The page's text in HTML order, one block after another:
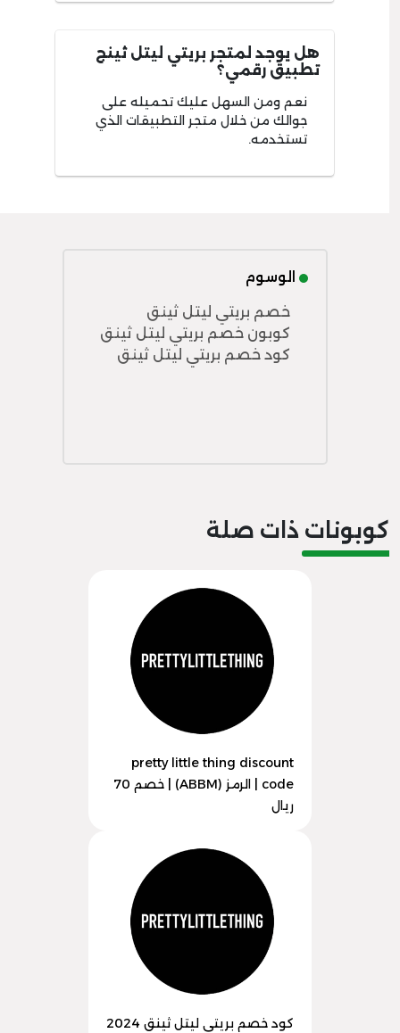
هل يوجد لمتجر بريتي ليتل ثينج
تطبيق رقمي؟
نعم ومن السهل عليك تحميله على
جوالك من خلال متجر التطبيقات الذي
تستخدمه.
الوسوم
خصم بريتي ليتل ثينق
كوبون خصم بريتي ليتل ثينق
كود خصم بريتي ليتل ثينق
كوبونات ذات صلة
pretty little thing discount
code | الرمز (ABBM) | خصم 70
ريال
كود خصم بريتي ليتل ثينق 2024